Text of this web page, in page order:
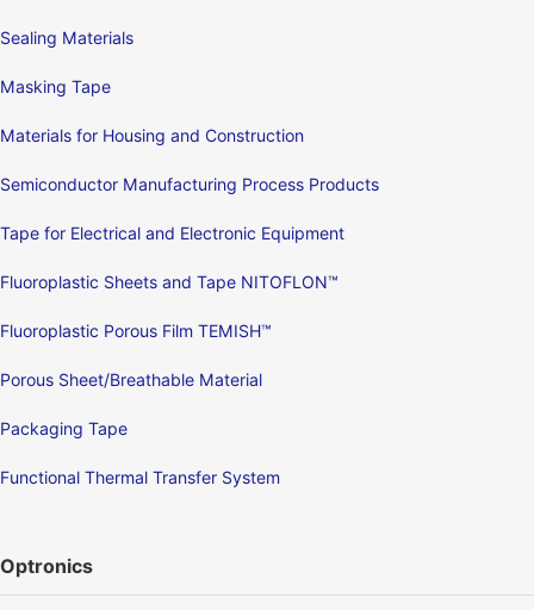
Sealing Materials
Masking Tape
Materials for Housing and Construction
Semiconductor Manufacturing Process Products
Tape for Electrical and Electronic Equipment
Fluoroplastic Sheets and Tape NITOFLON™
Fluoroplastic Porous Film TEMISH™
Porous Sheet/Breathable Material
Packaging Tape
Functional Thermal Transfer System
Optronics